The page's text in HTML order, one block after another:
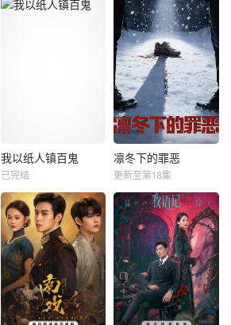
制作公司：鑫泰影
sp; &amp;nbsp; &a
mp;
邓孝慈
每天 更2改编自快
看漫画作者嗷小泽
的独家连载漫画
《吾凰在上》。 &a
mp;nbsp; &amp;nb
sp; &amp;nbsp; &a
mp;nbsp; &amp;nb
sp; &amp;nbsp; &a
mp;nbsp; &amp;nb
sp; &amp;nbsp; &a
我以纸人镇百鬼
苏木继承了失踪父
亲留下的白事馆，
本想低调扎纸维
生，却因一具流血
的新娘纸人卷入了
一场跨越十年的惊
天阴谋。这纸人身
上，竟贴着父亲消
我以纸人镇百鬼
已完结
凛冬下的罪恶
王大奇
每天 更2本剧讲述
了90年代末，怒河
市刑侦支队在无普
及监控、无DNA鉴
定技术的支持下，
通过摸排、勘查等
传统刑侦手段，接
凛冬下的罪恶
更新至第18集